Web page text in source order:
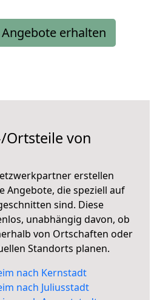
erhalten
Ortsteile von
erstellen
Angebote, die speziell auf
sind. Diese
unabhängig davon, ob
von Ortschaften oder
Standorts planen.
nach Kernstadt
nach Juliusstadt